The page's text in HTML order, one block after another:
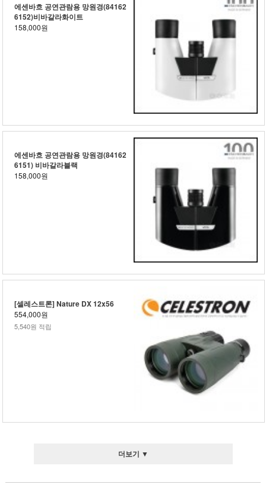
에센바흐 공연관람용 망원경(84162
6152)비바갈라화이트
158,000원
에센바흐 공연관람용 망원경(84162
6151) 비바갈라블랙
158,000원
[셀레스트론] Nature DX 12x56
554,000원
5,540원 적립
더보기 ▼